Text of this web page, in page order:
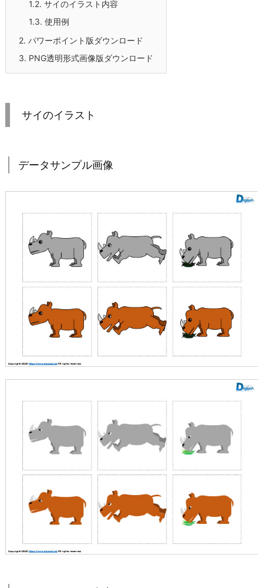
1.2. サイのイラスト内容
1.3. 使用例
2. パワーポイント版ダウンロード
3. PNG透明形式画像版ダウンロード
サイのイラスト
データサンプル画像